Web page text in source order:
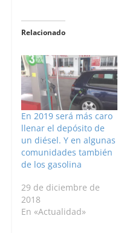
Relacionado
En 2019 será más caro
llenar el depósito de
un diésel. Y en algunas
comunidades también
de los gasolina
29 de diciembre de
2018
En «Actualidad»